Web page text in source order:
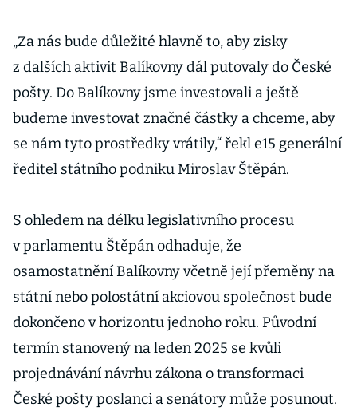
„Za nás bude důležité hlavně to, aby zisky
z dalších aktivit Balíkovny dál putovaly do České
pošty. Do Balíkovny jsme investovali a ještě
budeme investovat značné částky a chceme, aby
se nám tyto prostředky vrátily,“ řekl e15 generální
ředitel státního podniku Miroslav Štěpán.
S ohledem na délku legislativního procesu
v parlamentu Štěpán odhaduje, že
osamostatnění Balíkovny včetně její přeměny na
státní nebo polostátní akciovou společnost bude
dokončeno v horizontu jednoho roku. Původní
termín stanovený na leden 2025 se kvůli
projednávání návrhu zákona o transformaci
České pošty poslanci a senátory může posunout.